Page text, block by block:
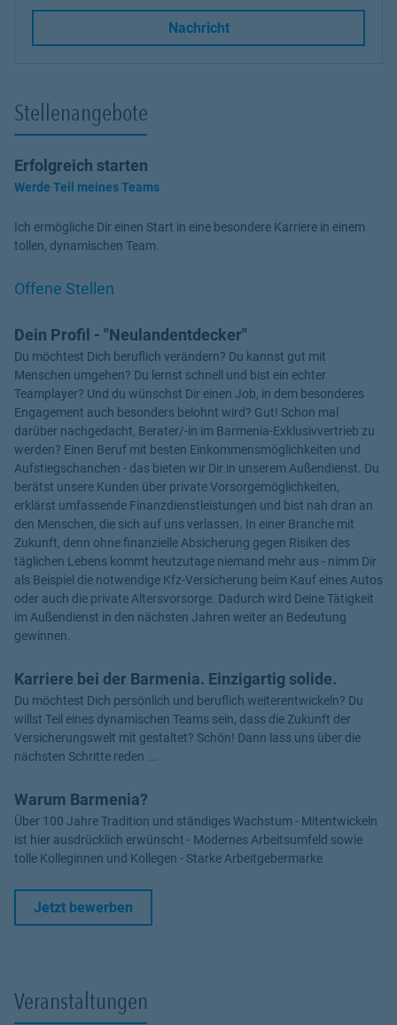
NachrichtLink Opens in New Tab
Stellenangebote
Erfolgreich starten
Werde Teil meines Teams
Ich ermögliche Dir einen Start in eine besondere Karriere in einem
tollen, dynamischen Team.
Offene Stellen
Dein Profil - "Neulandentdecker"
Du möchtest Dich beruflich verändern? Du kannst gut mit
Menschen umgehen? Du lernst schnell und bist ein echter
Teamplayer? Und du wünschst Dir einen Job, in dem besonderes
Engagement auch besonders belohnt wird? Gut! Schon mal
darüber nachgedacht, Berater/-in im Barmenia-Exklusivvertrieb zu
werden? Einen Beruf mit besten Einkommensmöglichkeiten und
Aufstiegschanchen - das bieten wir Dir in unserem Außendienst. Du
berätst unsere Kunden über private Vorsorgemöglichkeiten,
erklärst umfassende Finanzdienstleistungen und bist nah dran an
den Menschen, die sich auf uns verlassen. In einer Branche mit
Zukunft, denn ohne finanzielle Absicherung gegen Risiken des
täglichen Lebens kommt heutzutage niemand mehr aus - nimm Dir
als Beispiel die notwendige Kfz-Versicherung beim Kauf eines Autos
oder auch die private Altersvorsorge. Dadurch wird Deine Tätigkeit
im Außendienst in den nächsten Jahren weiter an Bedeutung
gewinnen.
Karriere bei der Barmenia. Einzigartig solide.
Du möchtest Dich persönlich und beruflich weiterentwickeln? Du
willst Teil eines dynamischen Teams sein, dass die Zukunft der
Versicherungswelt mit gestaltet? Schön! Dann lass uns über die
nächsten Schritte reden ...
Warum Barmenia?
Über 100 Jahre Tradition und ständiges Wachstum - Mitentwickeln
ist hier ausdrücklich erwünscht - Modernes Arbeitsumfeld sowie
tolle Kolleginnen und Kollegen - Starke Arbeitgebermarke
Jetzt bewerben
Veranstaltungen